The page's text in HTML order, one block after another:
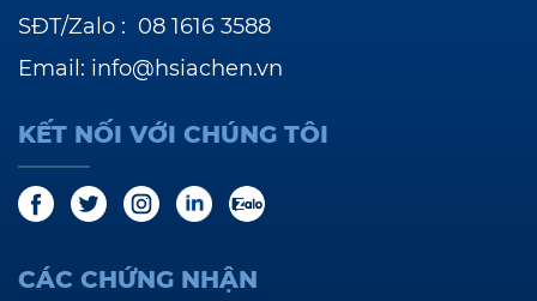
SĐT/Zalo : 08 1616 3588
Email: info@hsiachen.vn
KẾT NỐI VỚI CHÚNG TÔI
CÁC CHỨNG NHẬN